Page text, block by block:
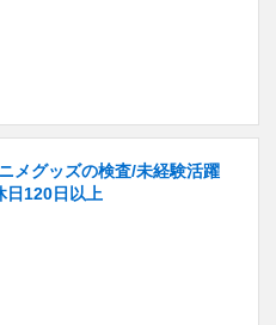
メグッズの検査/未経験活躍
日120日以上